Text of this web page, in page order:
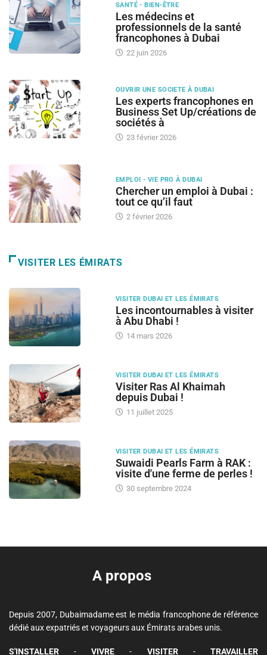
SANTÉ - BIEN-ÊTRE
Les médecins et
professionnels de la santé
francophones à Dubai
22 juin 2026
OUVRIR UNE SOCIETE À DUBAI
Les experts francophones en
Business Set Up/créations de
sociétés à
23 février 2026
EMPLOI - VIE PRO À DUBAI
Chercher un emploi à Dubai :
tout ce qu’il faut
2 février 2026
VISITER LES ÉMIRATS
VISITER DUBAI ET LES ÉMIRATS
Les incontournables à visiter
à Abu Dhabi !
14 mars 2026
VISITER DUBAI ET LES ÉMIRATS
Visiter Ras Al Khaimah
depuis Dubai !
11 juillet 2025
VISITER DUBAI ET LES ÉMIRATS
Suwaidi Pearls Farm à RAK :
visite d'une ferme de perles !
30 septembre 2024
A propos
Depuis 2007, Dubaimadame est le média francophone de référence
dédié aux expatriés et voyageurs aux Émirats arabes unis.
S'INSTALLER - VIVRE - VISITER - TRAVAILLER